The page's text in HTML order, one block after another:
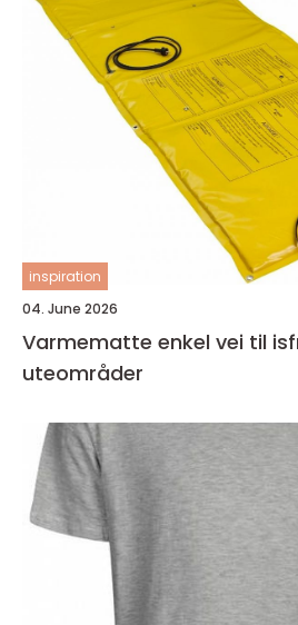
inspiration
04. June 2026
Varmematte enkel vei til isfrie og trygge
uteområder